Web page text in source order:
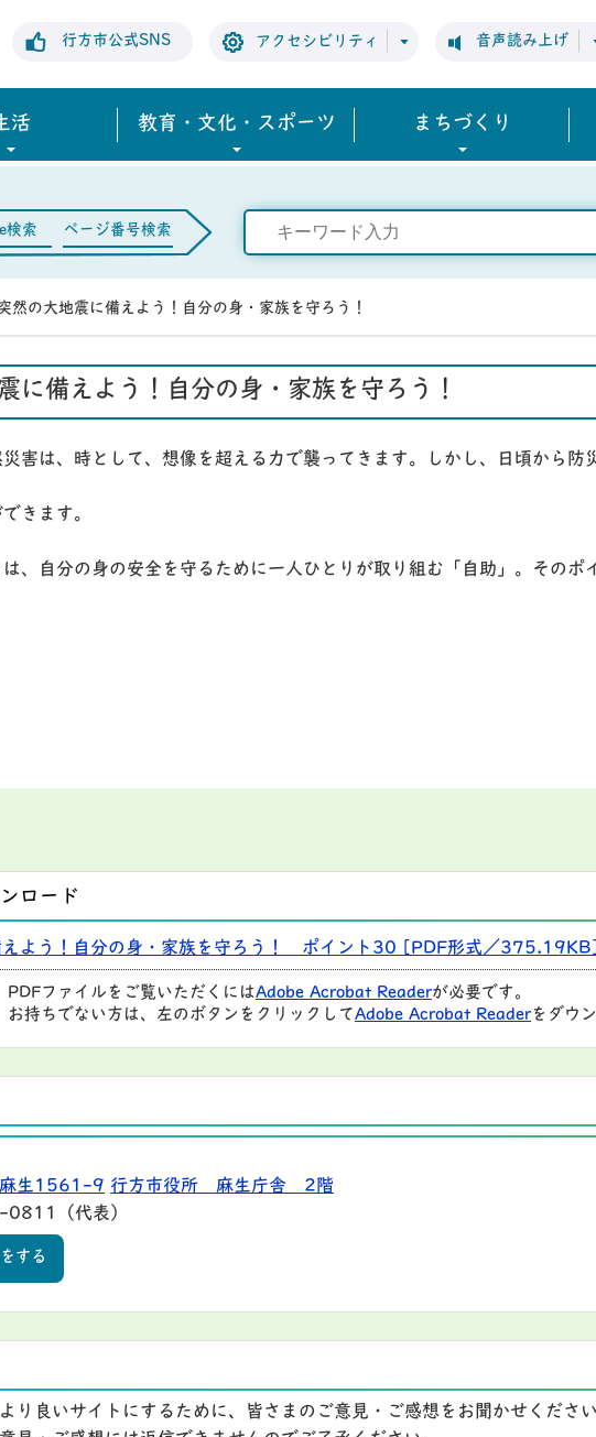
行方市公式SNS アクセシビリティ 音声読み上げ
活 教育・文化・スポーツ まちづくり
検索 ページ番号検索
突然の大地震に備えよう！自分の身・家族を守ろう！
に備えよう！自分の身・家族を守ろう！
害は、時として、想像を超える力で襲ってきます。しかし、日頃から防
きます。
、自分の身の安全を守るために一人ひとりが取り組む「自助」。そのポ
ロード
えよう！自分の身・家族を守ろう！ ポイント30 [PDF形式／
PDFファイルをご覧いただくにはAdobe Acrobat Readerが必要です。
お持ちでない方は、左のボタンをクリックして Adobe Acrobat Readerをダウ
麻生1561-9 行方市役所 麻生庁舎 2階
（代表）
する
り良いサイトにするために、皆さまのご意見・ご感想をお聞かせくださ